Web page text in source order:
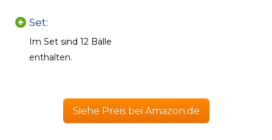
Set:
Im Set sind 12 Bälle
enthalten.
Siehe Preis bei Amazon.de